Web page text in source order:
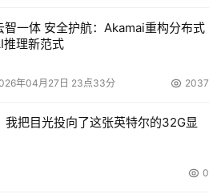
智一体 安全护航：Akamai重构分布式
推理新范式
年04月27日 23点33分 2037
把目光投向了这张英特尔的32G显
0